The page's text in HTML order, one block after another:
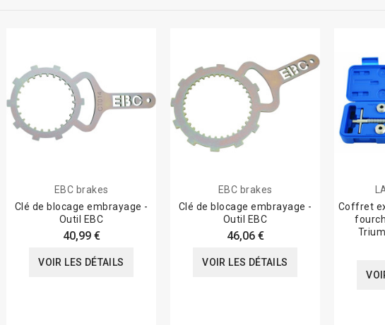
EBC brakes
Clé de blocage embrayage -
Outil EBC
40,99 €
VOIR LES DÉTAILS
EBC brakes
Clé de blocage embrayage -
Outil EBC
46,06 €
VOIR LES DÉTAILS
Coffret